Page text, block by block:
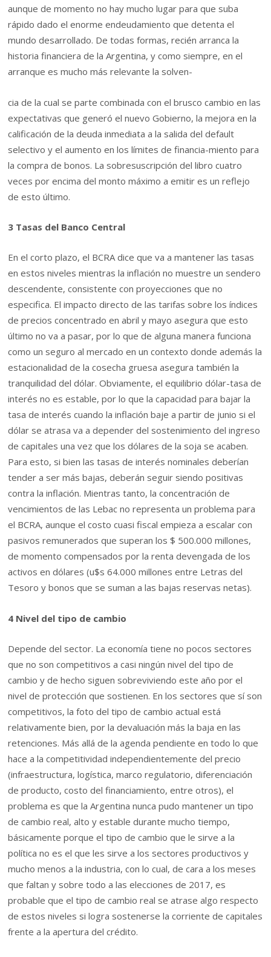
aunque de momento no hay mucho lugar para que suba
rápido dado el enorme endeudamiento que detenta el
mundo desarrollado. De todas formas, recién arranca la
historia financiera de la Argentina, y como siempre, en el
arranque es mucho más relevante la solven-
cia de la cual se parte combinada con el brusco cambio en las
expectativas que generó el nuevo Gobierno, la mejora en la
calificación de la deuda inmediata a la salida del default
selectivo y el aumento en los límites de financia-miento para
la compra de bonos. La sobresuscripción del libro cuatro
veces por encima del monto máximo a emitir es un reflejo
de esto último.
3 Tasas del Banco Central
En el corto plazo, el BCRA dice que va a mantener las tasas
en estos niveles mientras la inflación no muestre un sendero
descendente, consistente con proyecciones que no
especifica. El impacto directo de las tarifas sobre los índices
de precios concentrado en abril y mayo asegura que esto
último no va a pasar, por lo que de alguna manera funciona
como un seguro al mercado en un contexto donde además la
estacionalidad de la cosecha gruesa asegura también la
tranquilidad del dólar. Obviamente, el equilibrio dólar-tasa de
interés no es estable, por lo que la capacidad para bajar la
tasa de interés cuando la inflación baje a partir de junio si el
dólar se atrasa va a depender del sostenimiento del ingreso
de capitales una vez que los dólares de la soja se acaben.
Para esto, si bien las tasas de interés nominales deberían
tender a ser más bajas, deberán seguir siendo positivas
contra la inflación. Mientras tanto, la concentración de
vencimientos de las Lebac no representa un problema para
el BCRA, aunque el costo cuasi fiscal empieza a escalar con
pasivos remunerados que superan los $ 500.000 millones,
de momento compensados por la renta devengada de los
activos en dólares (u$s 64.000 millones entre Letras del
Tesoro y bonos que se suman a las bajas reservas netas).
4 Nivel del tipo de cambio
Depende del sector. La economía tiene no pocos sectores
que no son competitivos a casi ningún nivel del tipo de
cambio y de hecho siguen sobreviviendo este año por el
nivel de protección que sostienen. En los sectores que sí son
competitivos, la foto del tipo de cambio actual está
relativamente bien, por la devaluación más la baja en las
retenciones. Más allá de la agenda pendiente en todo lo que
hace a la competitividad independientemente del precio
(infraestructura, logística, marco regulatorio, diferenciación
de producto, costo del financiamiento, entre otros), el
problema es que la Argentina nunca pudo mantener un tipo
de cambio real, alto y estable durante mucho tiempo,
básicamente porque el tipo de cambio que le sirve a la
política no es el que les sirve a los sectores productivos y
mucho menos a la industria, con lo cual, de cara a los meses
que faltan y sobre todo a las elecciones de 2017, es
probable que el tipo de cambio real se atrase algo respecto
de estos niveles si logra sostenerse la corriente de capitales
frente a la apertura del crédito.